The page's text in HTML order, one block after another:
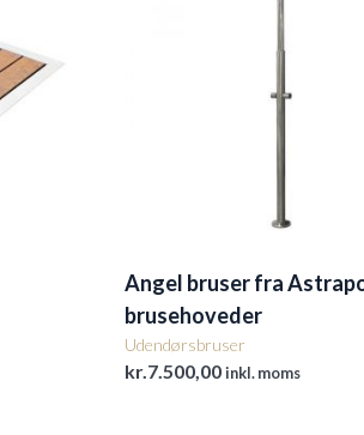
Angel bruser fra
brusehoveder
Udendørsbruser
kr.7.500,00inkl. moms